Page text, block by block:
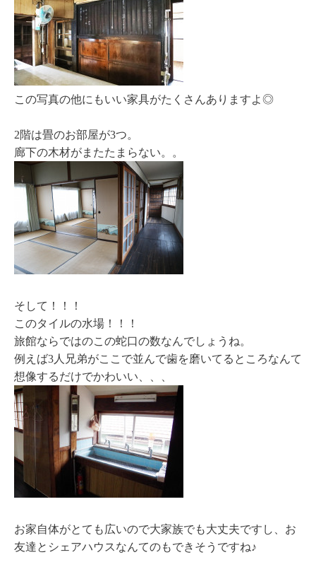
この写真の他にもいい家具がたくさんありますよ◎
2階は畳のお部屋が3つ。
廊下の木材がまたたまらない。。
そして！！！
このタイルの水場！！！
旅館ならではのこの蛇口の数なんでしょうね。
例えば3人兄弟がここで並んで歯を磨いてるところなんて
想像するだけでかわいい、、、
お家自体がとても広いので大家族でも大丈夫ですし、お
友達とシェアハウスなんてのもできそうですね♪